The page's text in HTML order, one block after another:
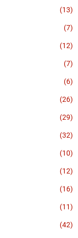
(13)
(7)
(12)
(7)
(6)
(26)
(29)
(32)
(10)
(12)
(16)
(11)
(42)